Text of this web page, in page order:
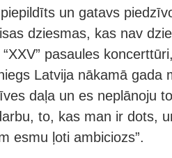
un gatavs
dziesmas, kas nav
pasaules
Latvija nākamā gada
daļa un es neplānoju
to, kas man ir dots,
esmu ļoti ambiciozs”.